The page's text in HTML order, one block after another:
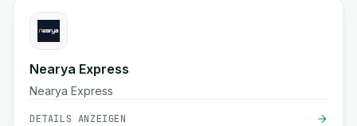
Nearya Express
Nearya Express
DETAILS ANZEIGEN